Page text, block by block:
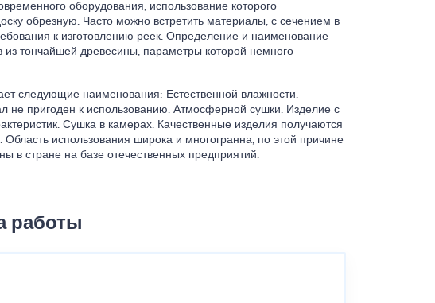
оборудования, использование которого
обрезную. Часто можно встретить материалы, с сечением в
к изготовлению реек. Определение и наименование
тончайшей древесины, параметры которой немного
следующие наименования: Естественной влажности.
не пригоден к использованию. Атмосферной сушки. Изделие с
Сушка в камерах. Качественные изделия получаются
использования широка и многогранна, по этой причине
в стране на базе отечественных предприятий.
работы